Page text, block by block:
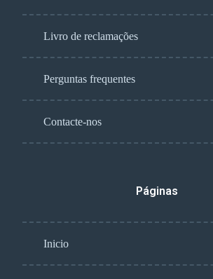
Livro de reclamações
Perguntas frequentes
Contacte-nos
Páginas
Inicio